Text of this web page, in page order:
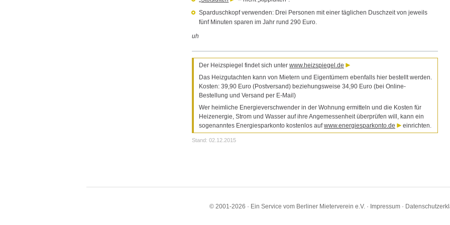
Sparduschkopf verwenden: Drei Personen mit einer täglichen Duschzeit von jeweils
fünf Minuten sparen im Jahr rund 290 Euro.
uh
Der Heizspiegel findet sich unter www.heizspiegel.de
Das Heizgutachten kann von Mietern und Eigentümern ebenfalls hier bestellt werden.
Kosten: 39,90 Euro (Postversand) beziehungsweise 34,90 Euro (bei Online-
Bestellung und Versand per E-Mail)
Wer heimliche Energieverschwender in der Wohnung ermitteln und die Kosten für
Heizenergie, Strom und Wasser auf ihre Angemessenheit überprüfen will, kann ein
sogenanntes Energiesparkonto kostenlos aufwww.energiesparkonto.de einrichten.
Stand: 02.12.2015
© 2001-2026 · Ein Service vom Berliner Mieterverein e.V. · Impressum ·